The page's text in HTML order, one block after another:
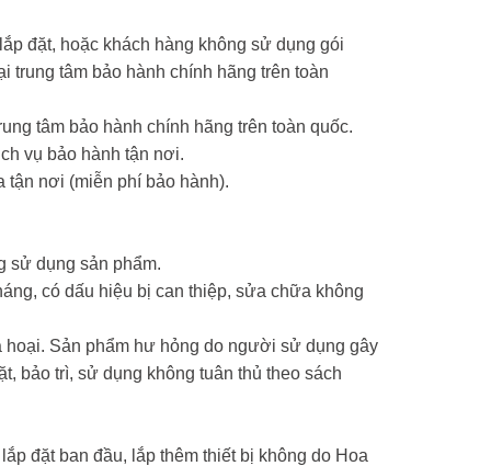
đặt, hoặc khách hàng không sử dụng gói
tâm bảo hành chính hãng trên toàn
tâm bảo hành chính hãng trên toàn quốc.
vụ bảo hành tận nơi.
nơi (miễn phí bảo hành).
sử dụng sản phẩm.
có dấu hiệu bị can thiệp, sửa chữa không
hoại. Sản phẩm hư hỏng do người sử dụng gây
bảo trì, sử dụng không tuân thủ theo sách
đặt ban đầu, lắp thêm thiết bị không do Hoa